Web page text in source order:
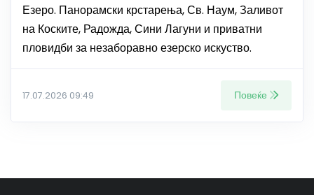
Езеро. Панорамски крстарења, Св. Наум, Заливот
на Коските, Радожда, Сини Лагуни и приватни
пловидби за незаборавно езерско искуство.
17.07.2026 09:49 Повеќе